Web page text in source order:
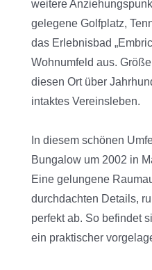
weitere
gelegene Golfplatz,
das Erlebnisbad
Wohnumfeld aus.
diesen Ort über
intaktes Vereinsleben.
In diesem schönen
Bungalow um 2002 in
Eine gelungene
durchdachten Details,
perfekt ab. So befindet
ein praktischer